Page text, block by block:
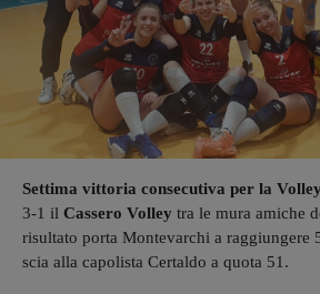
Settima vittoria consecutiva per la
3-1 il Cassero Volley tra le mura amiche
risultato porta Montevarchi a raggiungere
scia alla capolista Certaldo a quota 51.